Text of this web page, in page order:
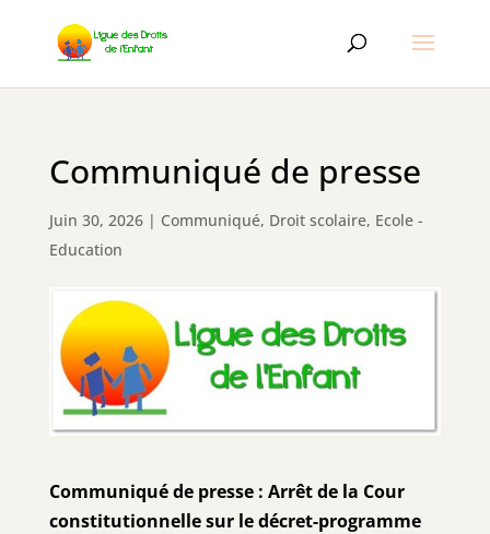
Communiqué de presse
Juin 30, 2026| Communiqué, Droit scolaire, Ecole -
Education
Communiqué de presse : Arrêt de la Cour
constitutionnelle sur le décret-programme